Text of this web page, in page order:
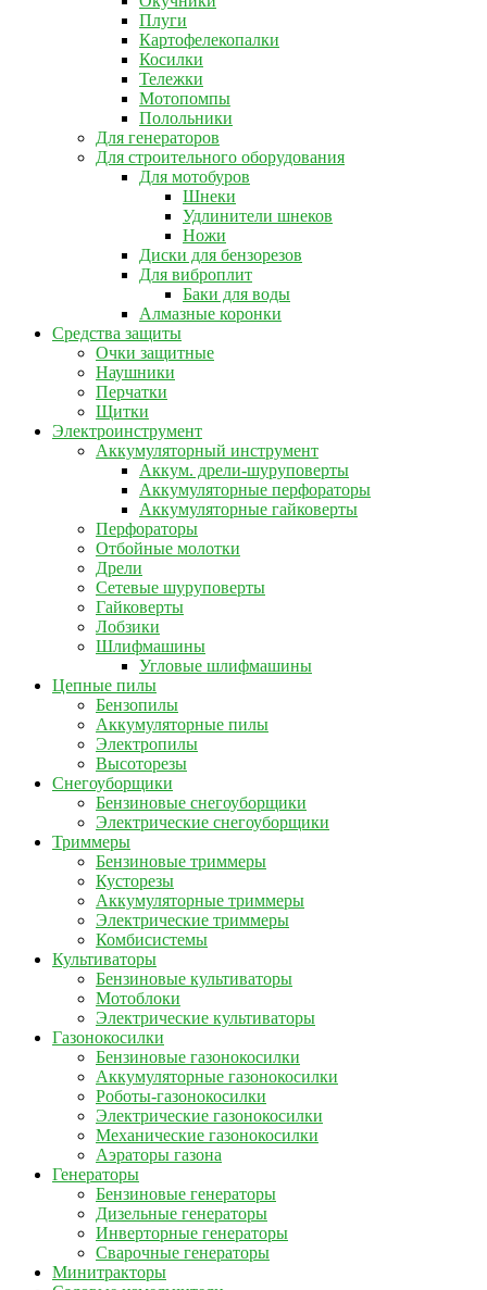
Плуги
Картофелекопалки
Косилки
Тележки
Мотопомпы
Полольники
Для генераторов
Для строительного оборудования
Для мотобуров
Шнеки
Удлинители шнеков
Ножи
Диски для бензорезов
Для виброплит
Баки для воды
Алмазные коронки
Средства защиты
Очки защитные
Наушники
Перчатки
Щитки
Электроинструмент
Аккумуляторный инструмент
Аккум. дрели-шуруповерты
Аккумуляторные перфораторы
Аккумуляторные гайковерты
Перфораторы
Отбойные молотки
Дрели
Сетевые шуруповерты
Гайковерты
Лобзики
Шлифмашины
Угловые шлифмашины
Цепные пилы
Бензопилы
Аккумуляторные пилы
Электропилы
Высоторезы
Снегоуборщики
Бензиновые снегоуборщики
Электрические снегоуборщики
Триммеры
Бензиновые триммеры
Кусторезы
Аккумуляторные триммеры
Электрические триммеры
Комбисистемы
Культиваторы
Бензиновые культиваторы
Мотоблоки
Электрические культиваторы
Газонокосилки
Бензиновые газонокосилки
Аккумуляторные газонокосилки
Роботы-газонокосилки
Электрические газонокосилки
Механические газонокосилки
Аэраторы газона
Генераторы
Бензиновые генераторы
Дизельные генераторы
Инверторные генераторы
Сварочные генераторы
Минитракторы